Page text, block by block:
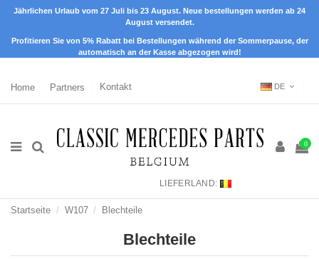
Jährlichen Urlaub vom 27 Juli bis 23 August. Neue bestellungen werden ab 24
August versendet.
Profitieren Sie von 5% Rabatt bei Bestellungen während der Sommerpause, der
automatisch an der Kasse abgezogen wird!
Home Partners Kontakt DE
0
LIEFERLAND:
Startseite W107 Blechteile
Blechteile